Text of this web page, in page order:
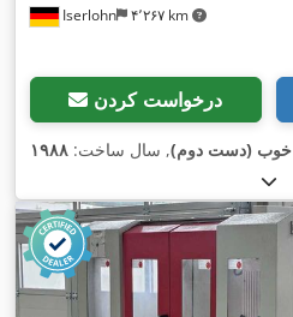
Iserlohn ۴٬۲۶۷ km
درخواست کردن
خوب (دست دوم), سال ساخت: ۱۹۸۸